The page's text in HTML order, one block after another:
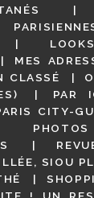
LOOKS
MES
CLASSÉ
PAR
CITY-
PHOTOS
SIOU
! UN